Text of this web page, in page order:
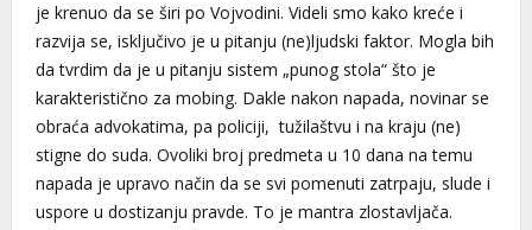
je krenuo da se širi po Vojvodini. Videli smo kako kreće i
razvija se, isključivo je u pitanju (ne)ljudski faktor. Mogla bih
da tvrdim da je u pitanju sistem „punog stola“ što je
karakteristično za mobing. Dakle nakon napada, novinar se
obraća advokatima, pa policiji, tužilaštvu i na kraju (ne)
stigne do suda. Ovoliki broj predmeta u 10 dana na temu
napada je upravo način da se svi pomenuti zatrpaju, slude i
uspore u dostizanju pravde. To je mantra zlostavljača.